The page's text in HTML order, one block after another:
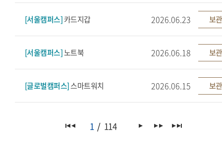
[서울캠퍼스]카드지갑 2026.06.23 보관
[서울캠퍼스]노트북 2026.06.18 보관
[글로벌캠퍼스]스마트워치 2026.06.15 보관
1 114